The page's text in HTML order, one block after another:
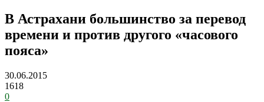
В Астрахани большинство за перевод
времени и против другого «часового
пояса»
30.06.2015
1618
0